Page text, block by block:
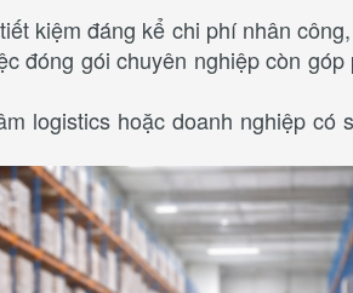
kiệm đáng kể chi phí nhân
đóng gói chuyên nghiệp còn góp
logistics hoặc doanh nghiệp có